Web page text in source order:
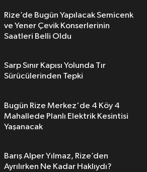
Rize’de Bugün Yapılacak Semicenk
ve Yener Çevik Konserlerinin
Saatleri Belli Oldu
Sarp Sınır Kapısı Yolunda Tır
Sürücülerinden Tepki
Bugün Rize Merkez'de 4 Köy 4
Mahallede Planlı Elektrik Kesintisi
Yaşanacak
Barış Alper Yılmaz, Rize’den
Ayrılırken Ne Kadar Haklıydı?